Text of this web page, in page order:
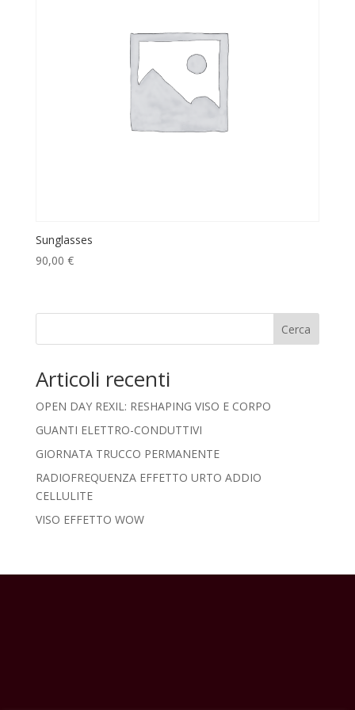
Sunglasses
90,00 €
Cerca
Articoli recenti
OPEN DAY REXIL: RESHAPING VISO E CORPO
GUANTI ELETTRO-CONDUTTIVI
GIORNATA TRUCCO PERMANENTE
RADIOFREQUENZA EFFETTO URTO ADDIO
CELLULITE
VISO EFFETTO WOW